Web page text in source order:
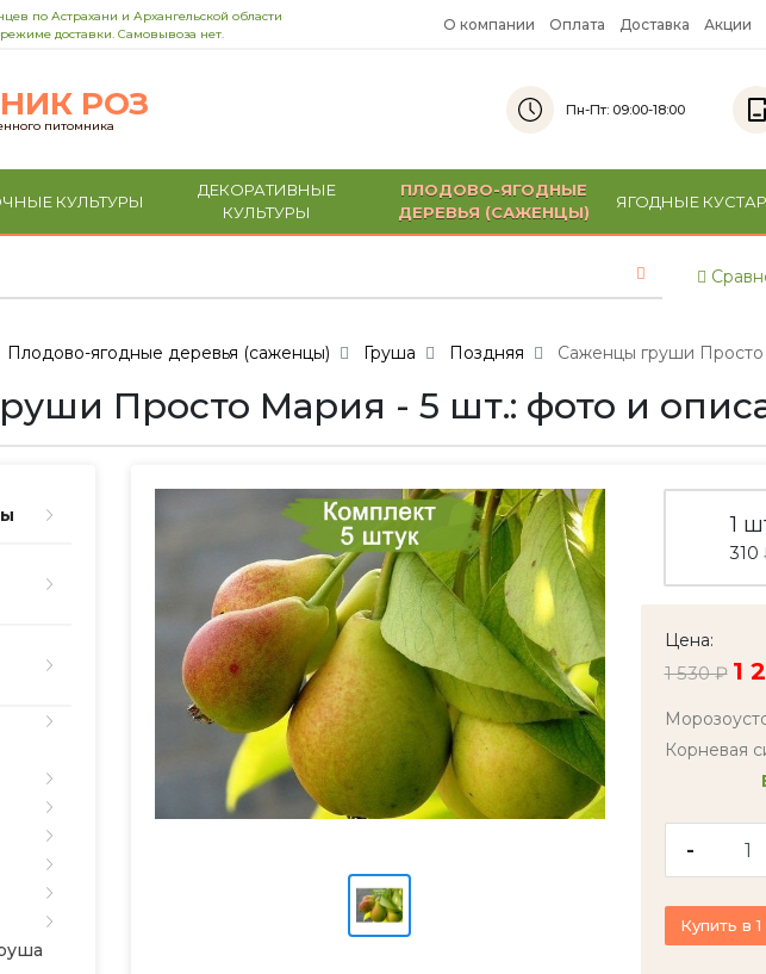
по Астрахани и Архангельской области
доставки. Самовывоза нет.
О компании Оплата Доставка Акции
РОЗ
питомника
Пн-Пт: 09:00-18:00
КУЛЬТУРЫ
ДЕКОРАТИВНЫЕ
КУЛЬТУРЫ
ПЛОДОВО-ЯГОДНЫЕ
ДЕРЕВЬЯ (САЖЕНЦЫ)
ЯГОДНЫЕ
Плодово-ягодные деревья (саженцы) Груша Поздняя Саженцы груши
Просто Мария - 5 шт.: фото и
1
310
Цена:
1 530 ₽ 1
Корневая
-
Купить в 1